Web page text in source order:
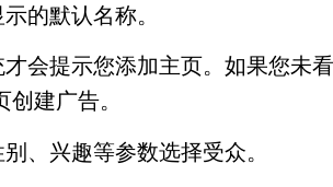
的默认名称。
会提示您添加主页。如果您未
建广告。
、兴趣等参数选择受众。